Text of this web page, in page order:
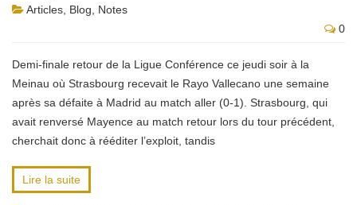
Articles Blog
Notes
0
Demi-finale retour de la Ligue Conférence ce jeudi soir à la
Meinau où Strasbourg recevait le Rayo Vallecano une semaine
après sa défaite à Madrid au match aller (0-1). Strasbourg, qui
avait renversé Mayence au match retour lors du tour précédent,
cherchait donc à rééditer l’exploit, tandis
Lire la suite